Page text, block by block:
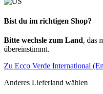
Bist du im richtigen Shop?
Bitte wechsle zum Land, das
übereinstimmt.
Zu Ecco Verde International
Anderes Lieferland wählen